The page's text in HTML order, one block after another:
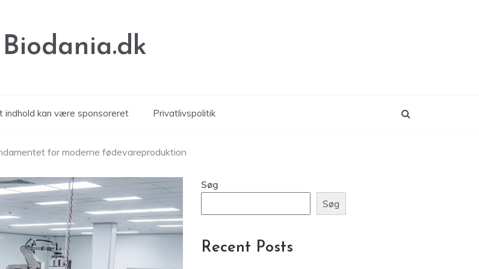
Biodania.dk
indhold kan være sponsoreret Privatlivspolitik
for moderne fødevareproduktion
Søg
Søg
Recent Posts